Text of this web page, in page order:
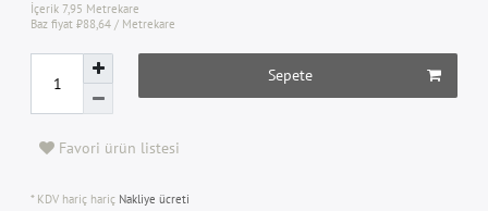
İçerik7,95 Metrekare
Baz fiyat₺88,64 / Metrekare
Sepete
Favori ürün listesi
* KDV hariç hariç Nakliye ücreti